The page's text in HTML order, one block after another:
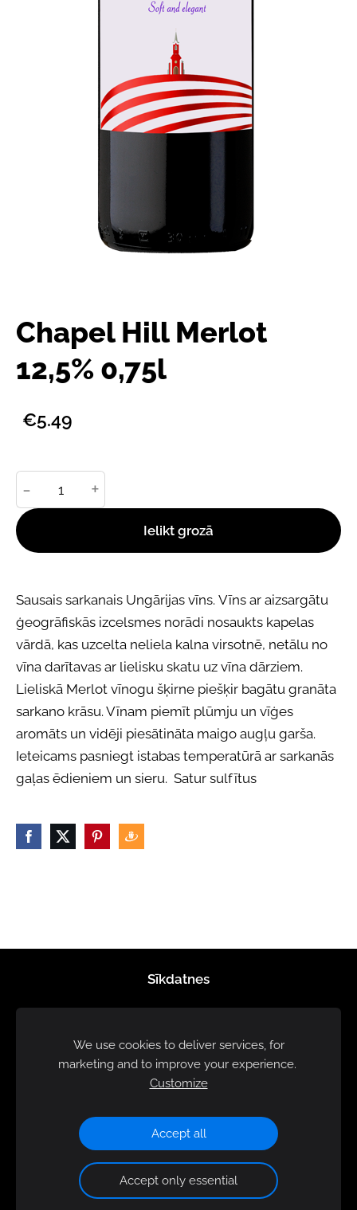
Chapel Hill Merlot
12,5% 0,75l
€5.49
- +
Ielikt grozā
Sausais sarkanais Ungārijas vīns. Vīns ar aizsargātu
ģeogrāfiskās izcelsmes norādi nosaukts kapelas
vārdā, kas uzcelta neliela kalna virsotnē, netālu no
vīna darītavas ar lielisku skatu uz vīna dārziem.
Lieliskā Merlot vīnogu šķirne piešķir bagātu granāta
sarkano krāsu. Vīnam piemīt plūmju un vīģes
aromāts un vidēji piesātināta maigo augļu garša.
Ieteicams pasniegt istabas temperatūrā ar sarkanās
gaļas ēdieniem un sieru. Satur sulfītus
Sīkdatnes
We use cookies to deliver services, for
marketing and to improve your experience.
Customize
Accept all
Accept only essential